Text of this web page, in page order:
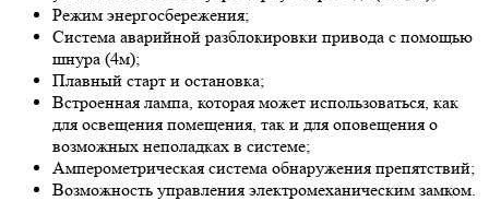
Режим энергосбережения;
Система аварийной разблокировки привода с помощью
шнура (4м);
Плавный старт и остановка;
Встроенная лампа, которая может использоваться, как
для освещения помещения, так и для оповещения о
возможных неполадках в системе;
Амперометрическая система обнаружения препятствий;
Возможность управления электромеханическим замком.